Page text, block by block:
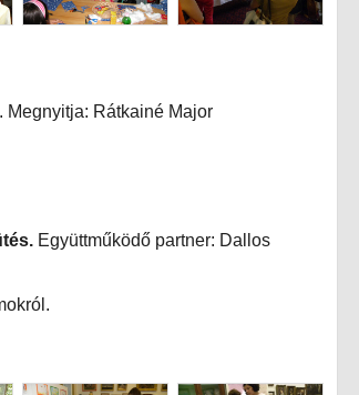
Rátkainé Major
Együttműködő partner: Dallos